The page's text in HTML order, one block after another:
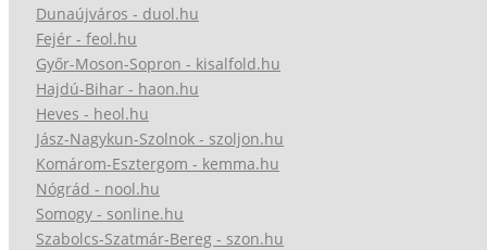
Dunaújváros - duol.hu
Fejér - feol.hu
Győr-Moson-Sopron - kisalfold.hu
Hajdú-Bihar - haon.hu
Heves - heol.hu
Jász-Nagykun-Szolnok - szoljon.hu
Komárom-Esztergom - kemma.hu
Nógrád - nool.hu
Somogy - sonline.hu
Szabolcs-Szatmár-Bereg - szon.hu